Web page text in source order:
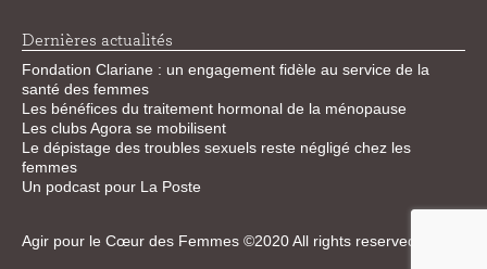
Dernières actualités
Fondation Clariane : un engagement fidèle au service de la
santé des femmes
Les bénéfices du traitement hormonal de la ménopause
Les clubs Agora se mobilisent
Le dépistage des troubles sexuels reste négligé chez les
femmes
Un podcast pour La Poste
Agir pour le Cœur des Femmes ©2020 All rights reserved